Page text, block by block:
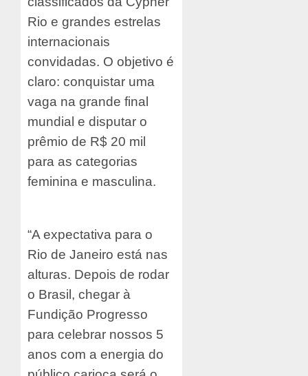
Rio e grandes estrelas
internacionais
convidadas. O objetivo é
claro: conquistar uma
vaga na grande final
mundial e disputar o
prêmio de R$ 20 mil
para as categorias
feminina e masculina.
“A expectativa para o
Rio de Janeiro está nas
alturas. Depois de rodar
o Brasil, chegar à
Fundição Progresso
para celebrar nossos 5
anos com a energia do